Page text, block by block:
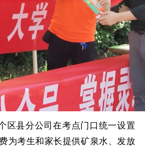
县分公司在考点门口统一设置
为考生和家长提供矿泉水、发放